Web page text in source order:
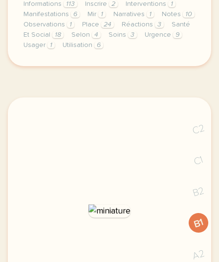
Informations
113 Inscrire 2 Interventions
1
Manifestations
6 Mir 1 Narratives 1 Notes
10
Observations
1 Place 24 Réactions 3
Santé
Et Social
18 Selon 4 Soins 3 Urgence
9
Usager
1 Utilisation 6
theme sante et social duree 150 minutes 2 h 30
C2
C1
B2
B1
A2